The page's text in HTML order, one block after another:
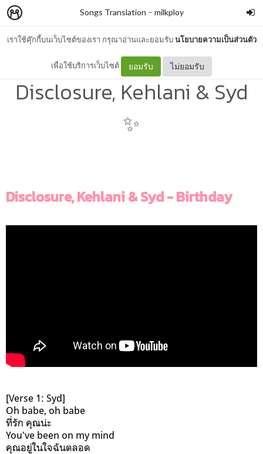
เราใช้คุ๊กกี้บนเว็บไซต์ของเรา กรุณาอ่านและยอมรับนโยบายความเป็นส่วนตัว
เพื่อใช้บริการเว็บไซต์ ยอมรับ ไม่ยอมรับ
Songs Translation – milkploy
[แปลเพลง] Birthday -
Disclosure, Kehlani & Syd
✨
Disclosure, Kehlani & Syd - Birthday
[Verse 1: Syd]
Oh babe, oh babe
ที่รัก คุณน่ะ
You've been on my mind
คุณอยู่ในใจฉันตลอด